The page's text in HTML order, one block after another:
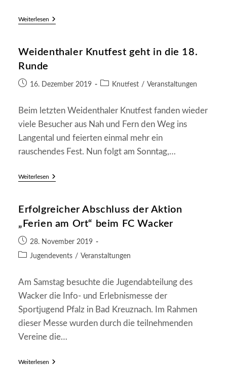
WeiterlesenWacker
Eine
Beim
Club
Weidenthaler Knutfest geht in die 18.
Runde
Beitrag16. Dezember 2019
Beitrags-
Knutfest / Veranstaltungen
Beim letzten Weidenthaler Knutfest fanden wieder
viele Besucher aus Nah und Fern den Weg ins
Langental und feierten einmal mehr ein
rauschendes Fest. Nun folgt am Sonntag,…
WeiterlesenWeidenthaler
Die
Runde
Erfolgreicher Abschluss der Aktion
„Ferien am Ort“ beim FC Wacker
Beitrag
veröffentlicht:
28. November 2019
Beitrags-
Jugendevents / Veranstaltungen
Am Samstag besuchte die Jugendabteilung des
Wacker die Info- und Erlebnismesse der
Sportjugend Pfalz in Bad Kreuznach. Im Rahmen
dieser Messe wurden durch die teilnehmenden
Vereine die…
WeiterlesenErfolgreicher